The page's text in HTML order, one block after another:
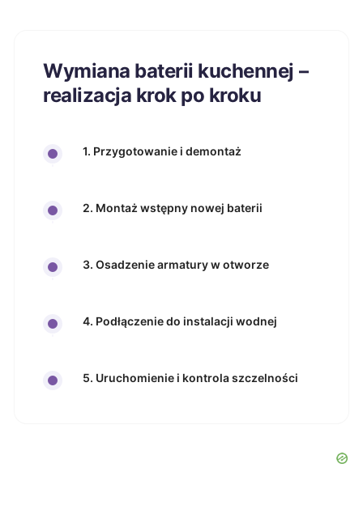
Wymiana baterii kuchennej –
realizacja krok po kroku
1. Przygotowanie i demontaż
2. Montaż wstępny nowej baterii
3. Osadzenie armatury w otworze
4. Podłączenie do instalacji wodnej
5. Uruchomienie i kontrola szczelności